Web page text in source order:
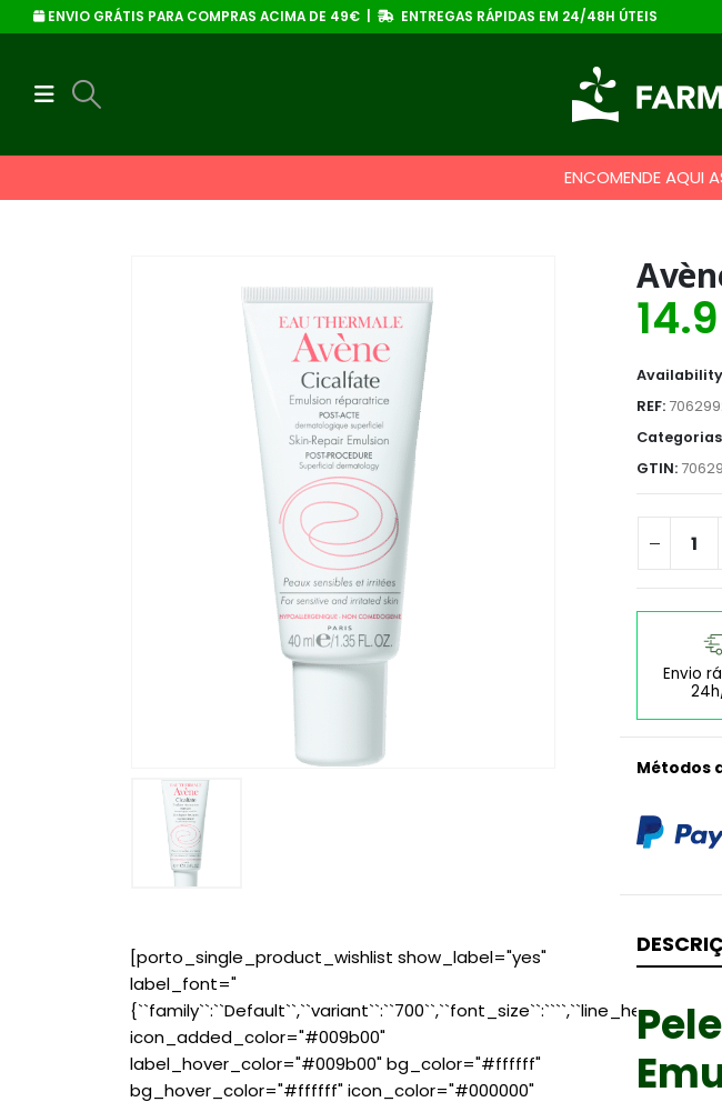
ENVIO GRÁTIS PARA COMPRAS ACIMA DE 49€ | ENTREGAS RÁPIDAS EM 24/48H ÚTEIS
ENCOMENDE AQUI
[porto_single_product_wishlist show_label="yes"
label_font="
icon_added_color="#009b00"
label_hover_color="#009b00" bg_color="#ffffff"
bg_hover_color="#ffffff" icon_color="#000000"
REF:
GTIN:
Envio
Métodos